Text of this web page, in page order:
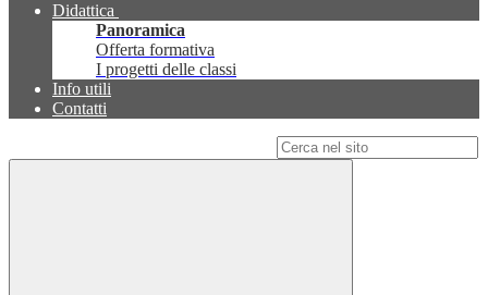
Didattica
Panoramica
Offerta formativa
I progetti delle classi
Info utili
Contatti